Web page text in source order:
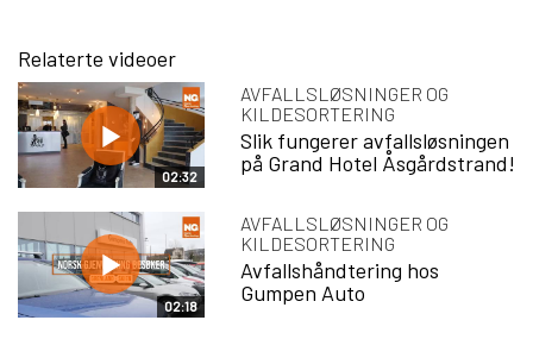
Relaterte videoer
02:32
AVFALLSLØSNINGER OG
KILDESORTERING
Slik fungerer avfallsløsningen
på Grand Hotel Åsgårdstrand!
02:18
AVFALLSLØSNINGER OG
KILDESORTERING
Avfallshåndtering hos
Gumpen Auto